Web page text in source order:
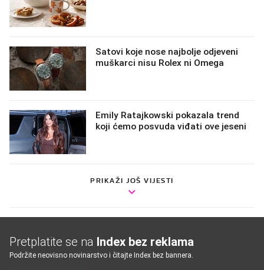
Satovi koje nose najbolje odjeveni
muškarci nisu Rolex ni Omega
Emily Ratajkowski pokazala trend
koji ćemo posvuda viđati ove jeseni
PRIKAŽI JOŠ VIJESTI
Pretplatite se na Index bez reklama
Podržite neovisno novinarstvo i čitajte Index bez bannera.